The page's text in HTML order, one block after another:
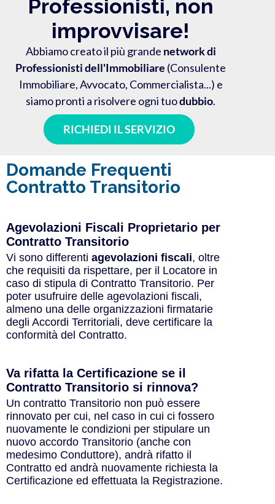
Professionisti, non
improvvisare!
Abbiamo creato il più grande network di
Professionisti dell'Immobiliare (Consulente
Immobiliare, Avvocato, Commercialista...) e
siamo pronti a risolvere ogni tuodubbio.
RICHIEDI IL SERVIZIO
Domande Frequenti
Contratto Transitorio
Agevolazioni Fiscali Proprietario per
Contratto Transitorio
Vi sono differenti agevolazioni fiscali, oltre
che requisiti da rispettare, per il Locatore in
caso di stipula di Contratto Transitorio. Per
poter usufruire delle agevolazioni fiscali,
almeno una delle organizzazioni firmatarie
degli Accordi Territoriali, deve certificare la
conformità del Contratto.
Va rifatta la Certificazione se il
Contratto Transitorio si rinnova?​
Un contratto Transitorio non può essere
rinnovato per cui, nel caso in cui ci fossero
nuovamente le condizioni per stipulare un
nuovo accordo Transitorio (anche con
medesimo Conduttore), andrà rifatto il
Contratto ed andrà nuovamente richiesta la
Certificazione ed effettuata la Registrazione.